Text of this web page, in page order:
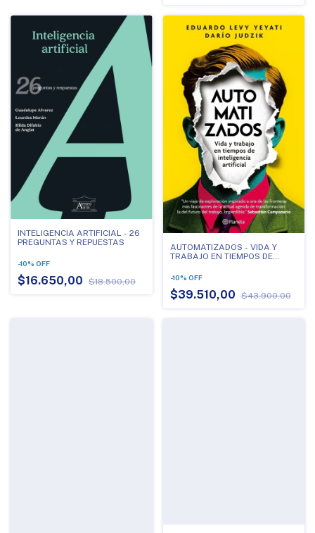
INTELIGENCIA ARTIFICIAL - 26
PREGUNTAS Y REPUESTAS
-10% OFF
$16.650,00 $18.500,00
AUTOMATIZADOS - VIDA Y
TRABAJO EN TIEMPOS DE
-10% OFF
$39.510,00 $43.900,00